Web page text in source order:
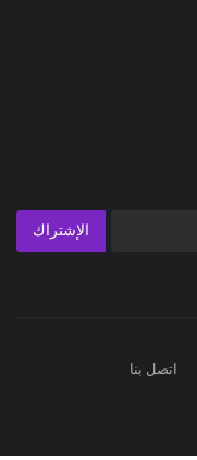
الإشتراك
اتصل بنا